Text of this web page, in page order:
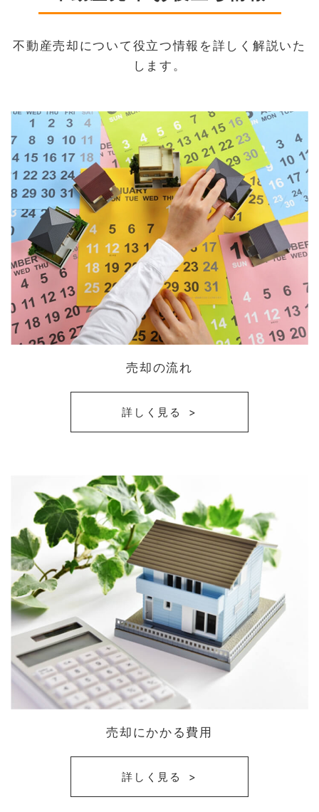
不動産売却について役立つ情報を詳しく解説いた
します。
売却の流れ
詳しく見る
売却にかかる費用
詳しく見る